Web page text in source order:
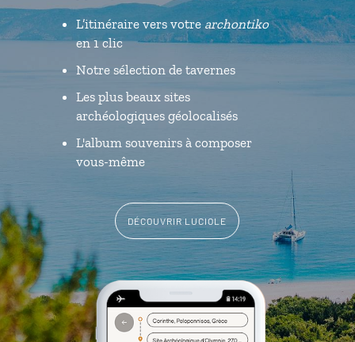
L’itinéraire vers votre archontiko
en 1 clic
Notre sélection de tavernes
Les plus beaux sites
archéologiques géolocalisés
L'album souvenirs à composer
vous-même
DÉCOUVRIR LUCIOLE